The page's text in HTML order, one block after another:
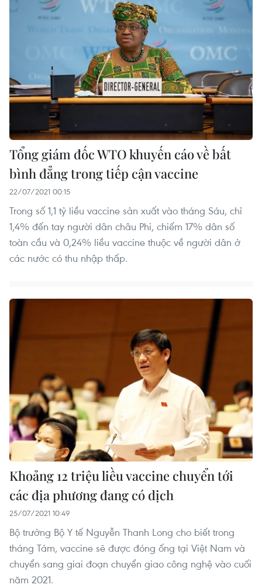
Tổng giám đốc WTO khuyến cáo về bất
bình đẳng trong tiếp cận vaccine
22/07/2021 00:15
Trong số 1,1 tỷ liều vaccine sản xuất vào tháng Sáu, chỉ
1,4% đến tay người dân châu Phi, chiếm 17% dân số
toàn cầu và 0,24% liều vaccine thuộc về người dân ở
các nước có thu nhập thấp.
Khoảng 12 triệu liều vaccine chuyển tới
các địa phương đang có dịch
25/07/2021 10:49
Bộ trưởng Bộ Y tế Nguyễn Thanh Long cho biết trong
tháng Tám, vaccine sẽ được đóng ống tại Việt Nam và
chuyển sang giai đoạn chuyển giao công nghệ vào cuối
năm 2021.